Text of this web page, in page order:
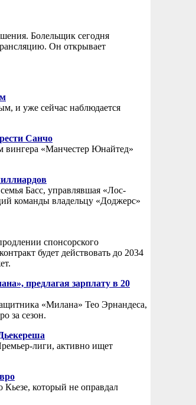
Болельщик сегодня
Он открывает
и уже сейчас наблюдается
Санчо
вингера «Манчестер Юнайтед»
Басс, управлявшая «Лос-
команды владельцу «Доджерс»
спонсорского
будет действовать до 2034
предлагая зарплату в 20
«Милана» Тео Эрнандеса,
за сезон.
лиги, активно ищет
который не оправдал